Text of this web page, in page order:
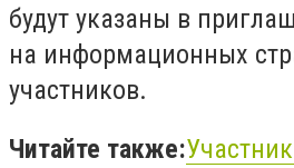
будут указаны в
на информационных
участников.
Читайте также: